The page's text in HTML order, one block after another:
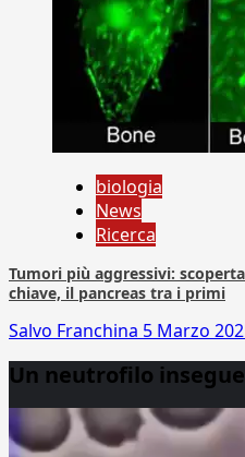
biologia
News
Ricerca
Tumori più aggressivi:
chiave, il pancreas tra i primi
Salvo Franchina 5 Marzo
Un neutrofilo
Player